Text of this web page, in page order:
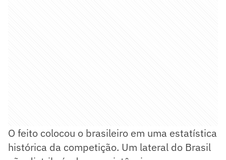
O feito colocou o brasileiro em uma estatística
histórica da competição. Um lateral do Brasil